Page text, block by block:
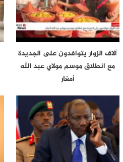
آلاف الزوار يتوافدون على الجديدة
مع انطلاق موسم مولاي عبد الله
أمغار